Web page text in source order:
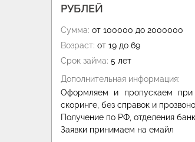
РУБЛЕЙ
Сумма: от 100000 до 2000000
Возраст: от 19 до 69
Срок займа: 5 лет
Дополнительная информация:
Оформляем и пропускаем при
скоринге, без справок и
Получение по РФ, отделения
Заявки принимаем на емайл